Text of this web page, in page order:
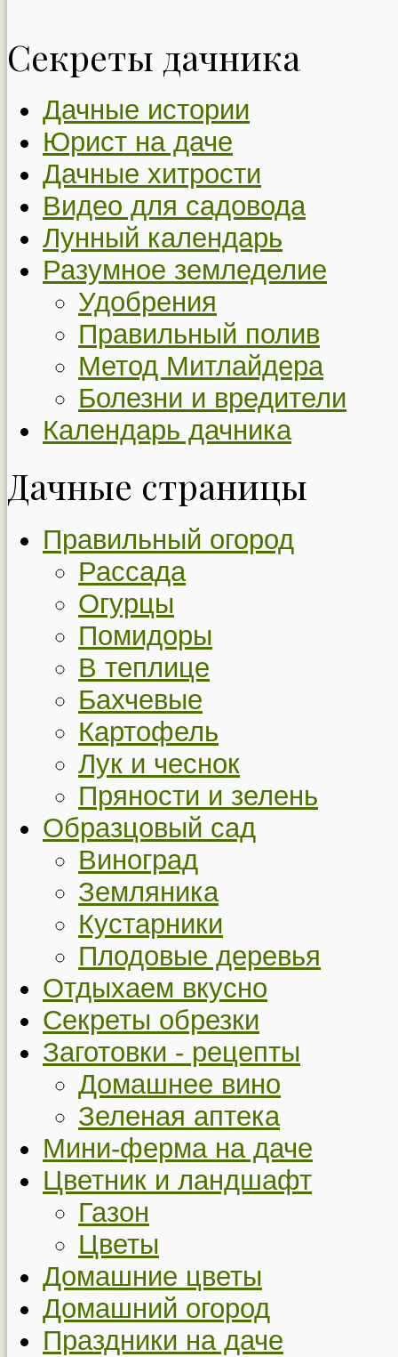
Секреты дачника
Дачные истории
Юрист на даче
Дачные хитрости
Видео для садовода
Лунный календарь
Разумное земледелие
Удобрения
Правильный полив
Метод Митлайдера
Болезни и вредители
Календарь дачника
Дачные страницы
Правильный огород
Рассада
Огурцы
Помидоры
В теплице
Бахчевые
Картофель
Лук и чеснок
Пряности и зелень
Образцовый сад
Виноград
Земляника
Кустарники
Плодовые деревья
Отдыхаем вкусно
Секреты обрезки
Заготовки - рецепты
Домашнее вино
Зеленая аптека
Мини-ферма на даче
Цветник и ландшафт
Газон
Цветы
Домашние цветы
Домашний огород
Праздники на даче